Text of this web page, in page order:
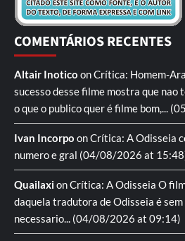
COMENTÁRIOS RECENTES
Altair Inotico onCrítica: Homem-
sucesso desse filme mostra que nao
o que o publico quer é filme bom,...
Ivan Incorpo onCrítica: A Odisseia
numero e gral (04/08/2026 at
QuailaxionCrítica: A Odisseia O
daquela tradutora de Odisseia é
necessario... (04/08/2026 at 09:14)